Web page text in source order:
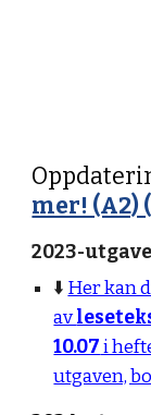
mer! (A2)
2023-
⬇️ Her kan
av
10.07i
utgaven,